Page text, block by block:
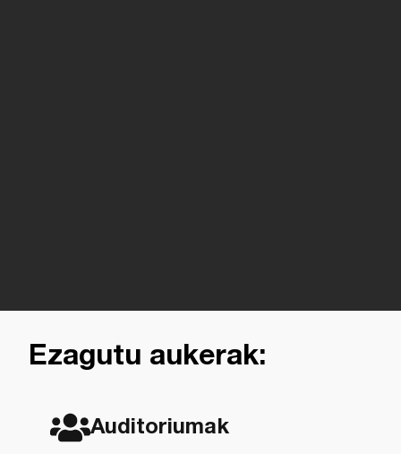
Ezagutu aukerak:
Auditoriumak